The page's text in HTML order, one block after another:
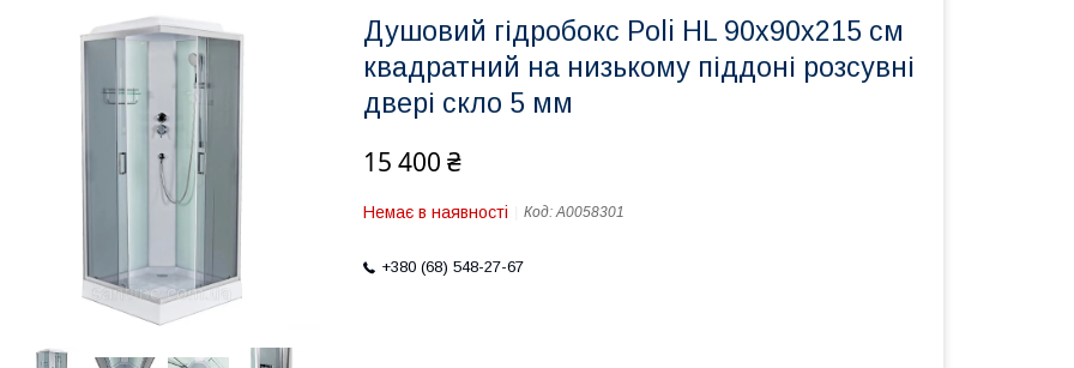
Душовий гідробокс Poli HL 90х90х215 см
квадратний на низькому піддоні розсувні
двері скло 5 мм
15 400 ₴
Немає в наявності Код:А0058301
+380 (68) 548-27-67